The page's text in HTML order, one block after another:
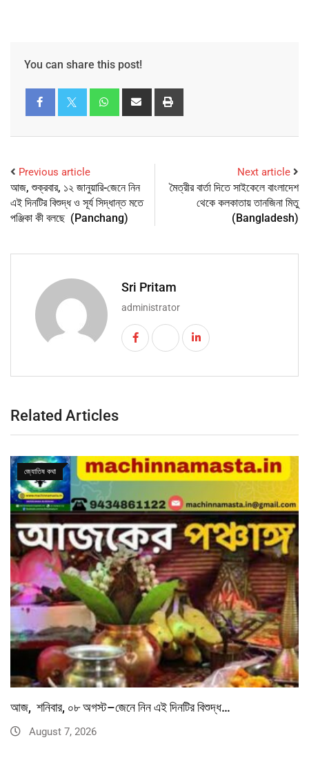
You can share this post!
Previous article
আজ, শুক্রবার, ১২ জানুয়ারি-জেনে নিন
এই দিনটির বিশুদ্ধ ও সূর্য সিদ্ধান্ত মতে
পঞ্জিকা কী বলছে (Panchang)
Next article
মৈত্রীর বার্তা দিতে সাইকেলে বাংলাদেশ
থেকে কলকাতায় তানজিনা মিতু
(Bangladesh)
Sri Pritam
administrator
Related Articles
জ্যোতিষ কথা
আজ, শনিবার, ০৮ অগস্ট–জেনে নিন এই দিনটির বিশুদ্ধ…
August 7, 2026